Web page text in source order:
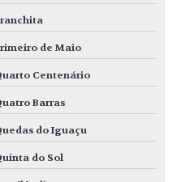
de Maio
Centenário
Barras
do Iguaçu
do Sol